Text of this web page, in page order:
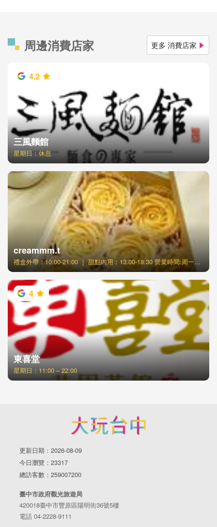
周邊消費店家 更多 消費店家
4.2
三風麵館
星期日：休息
creammm.t
禮盒外帶：10:00-21:00 ｜ 甜點內用：13:00-18:30 營業時間:周一至周日 ※如有調整將另行公告於FB粉絲頁
4
東喜堂
星期日：11:00 – 22:00
更新日期：2026-08-09
今日瀏覽：23317
總訪客數：259007200
臺中市政府觀光旅遊局
420018臺中市豐原區陽明街36號5樓
電話 04-2228-9111